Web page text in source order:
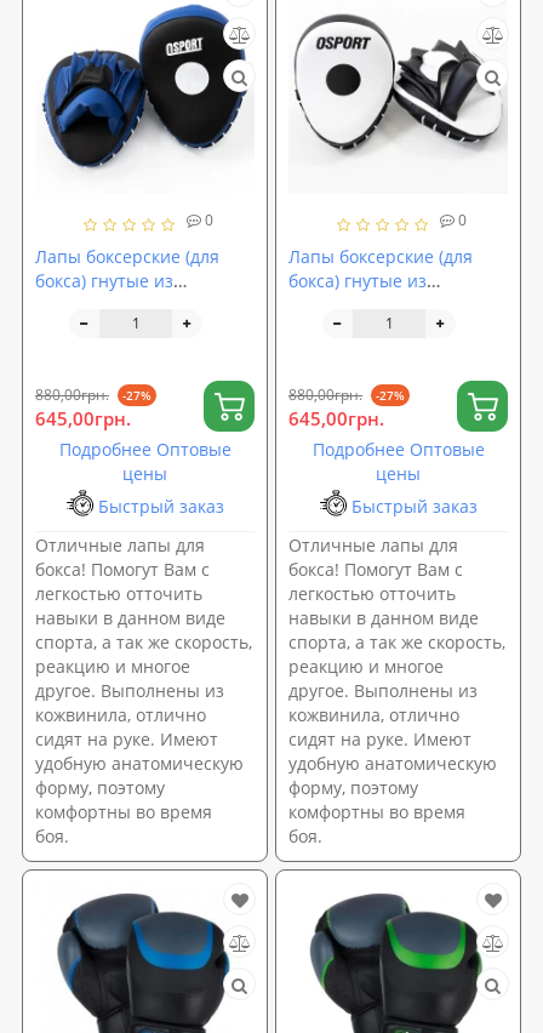
0
Лапы боксерские (для
бокса) гнутые из
(FI-0123)
880,00грн. -27%
645,00грн.
Подробнее Оптовые
цены
Быстрый заказ
Отличные лапы для
бокса! Помогут Вам с
легкостью отточить
навыки в данном виде
спорта, а так же скорость,
реакцию и многое
другое. Выполнены из
кожвинила, отлично
сидят на руке. Имеют
удобную анатомическую
форму, поэтому
комфортны во время
боя.
0
Лапы боксерские (для
бокса) гнутые из
(bx-0089)
880,00грн. -27%
645,00грн.
Подробнее Оптовые
цены
Быстрый заказ
Отличные лапы для
бокса! Помогут Вам с
легкостью отточить
навыки в данном виде
спорта, а так же скорость,
реакцию и многое
другое. Выполнены из
кожвинила, отлично
сидят на руке. Имеют
удобную анатомическую
форму, поэтому
комфортны во время
боя.